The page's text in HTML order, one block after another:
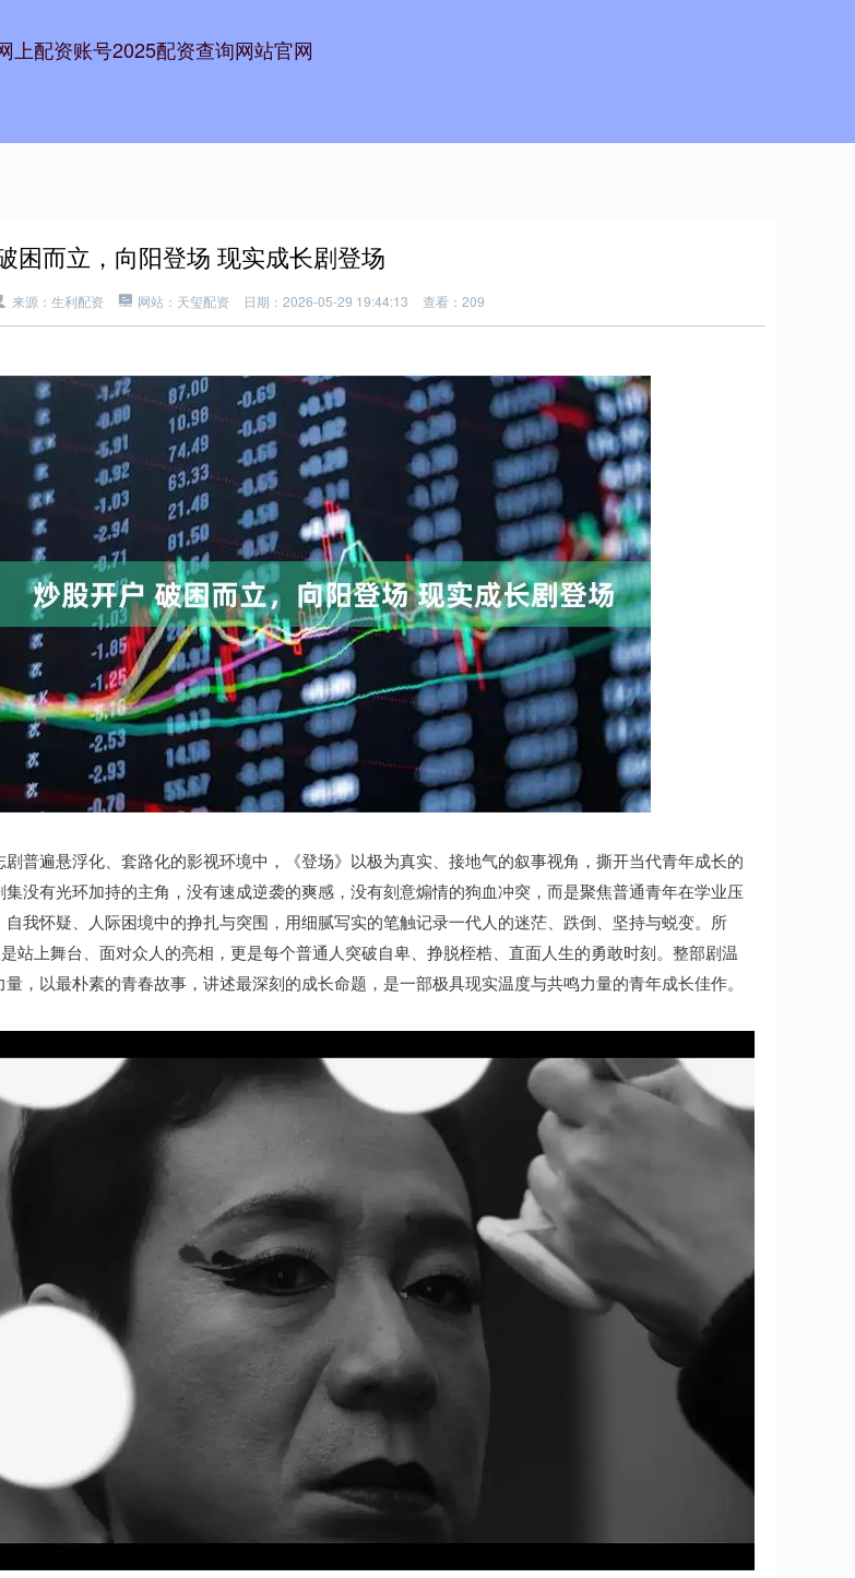
上配资账号2025配资查询网站官网
困而立，向阳登场 现实成长剧登场
来源：生利配资 网站：天玺配资 日期：2026-05-29 19:44:13 查看：209
剧普遍悬浮化、套路化的影视环境中，《登场》以极为真实、接地气的叙事视角，撕开当代青年成长的
集没有光环加持的主角，没有速成逆袭的爽感，没有刻意煽情的狗血冲突，而是聚焦普通青年在学业压
自我怀疑、人际困境中的挣扎与突围，用细腻写实的笔触记录一代人的迷茫、跌倒、坚持与蜕变。所
是站上舞台、面对众人的亮相，更是每个普通人突破自卑、挣脱桎梏、直面人生的勇敢时刻。整部剧温
，以最朴素的青春故事，讲述最深刻的成长命题，是一部极具现实温度与共鸣力量的青年成长佳作。